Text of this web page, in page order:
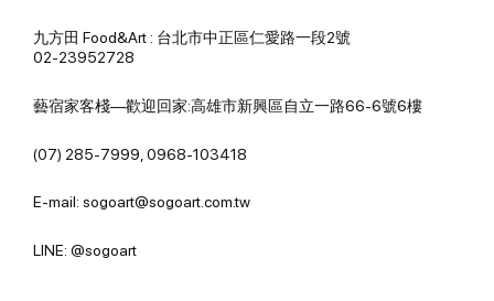
九方田 Food&Art : 台北市中正區仁愛路一段2號
02-23952728
藝宿家客棧—歡迎回家:高雄市新興區自立一路66-6號6樓
(07) 285-7999, 0968-103418
E-mail: sogoart@sogoart.com.tw
LINE: @sogoart